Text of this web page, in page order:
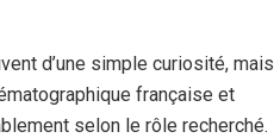
d’une simple curiosité, mais
française et
selon le rôle recherché.